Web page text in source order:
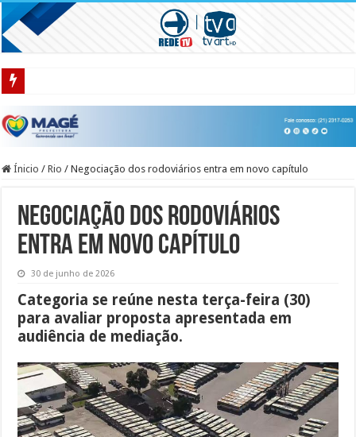
HELICÓPTERO CAI NA REGIÃO DA VISTA CHINESA, NO RIO, E DEIXA
Ínicio / Rio / Negociação dos rodoviários entra em novo capítulo
Negociação dos rodoviários
entra em novo capítulo
30 de junho de 2026
Categoria se reúne nesta terça-feira (30)
para avaliar proposta apresentada em
audiência de mediação.